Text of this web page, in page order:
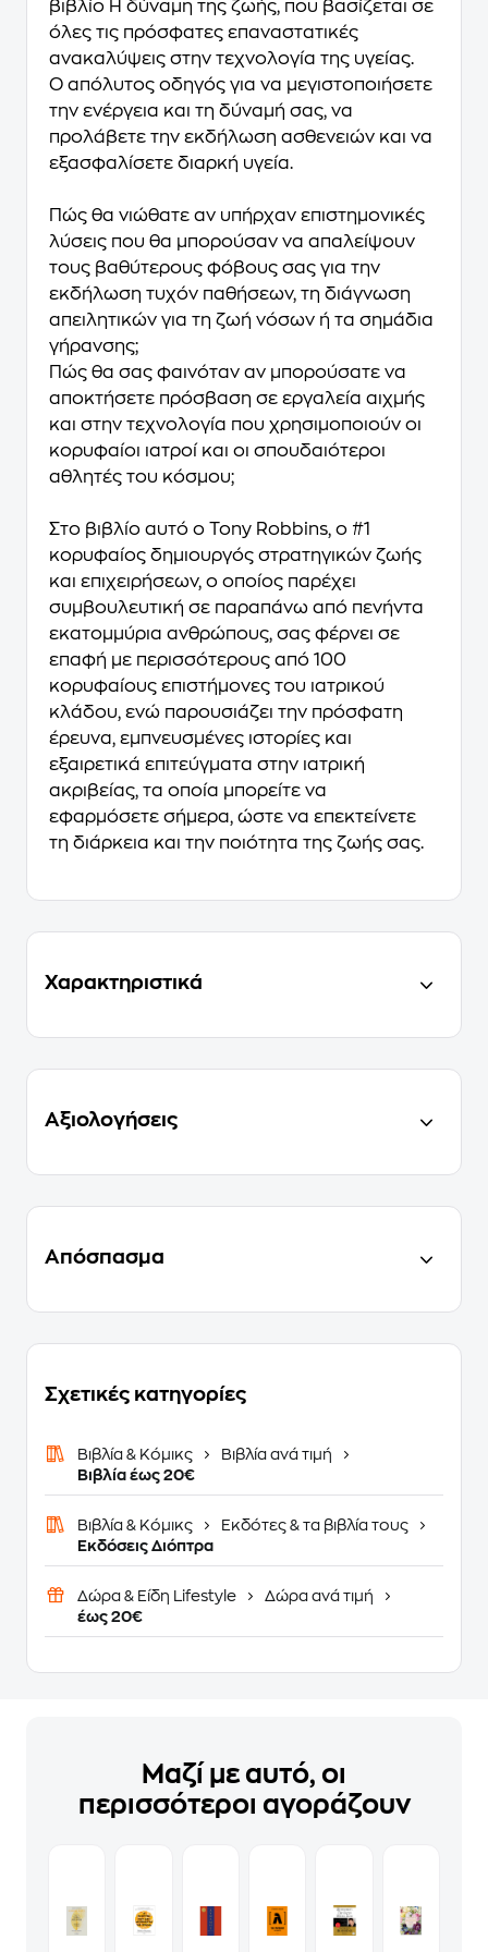
βιβλίο Η δύναμη της ζωής, που βασίζεται σε
όλες τις πρόσφατες επαναστατικές
ανακαλύψεις στην τεχνολογία της υγείας.
Ο απόλυτος οδηγός για να μεγιστοποιήσετε
την ενέργεια και τη δύναμή σας, να
προλάβετε την εκδήλωση ασθενειών και να
εξασφαλίσετε διαρκή υγεία.
Πώς θα νιώθατε αν υπήρχαν επιστημονικές
λύσεις που θα μπορούσαν να απαλείψουν
τους βαθύτερους φόβους σας για την
εκδήλωση τυχόν παθήσεων, τη διάγνωση
απειλητικών για τη ζωή νόσων ή τα σημάδια
γήρανσης;
Πώς θα σας φαινόταν αν μπορούσατε να
αποκτήσετε πρόσβαση σε εργαλεία αιχμής
και στην τεχνολογία που χρησιμοποιούν οι
κορυφαίοι ιατροί και οι σπουδαιότεροι
αθλητές του κόσμου;
Στο βιβλίο αυτό ο Tony Robbins, ο #1
κορυφαίος δημιουργός στρατηγικών ζωής
και επιχειρήσεων, ο οποίος παρέχει
συμβουλευτική σε παραπάνω από πενήντα
εκατομμύρια ανθρώπους, σας φέρνει σε
επαφή με περισσότερους από 100
κορυφαίους επιστήμονες του ιατρικού
κλάδου, ενώ παρουσιάζει την πρόσφατη
έρευνα, εμπνευσμένες ιστορίες και
εξαιρετικά επιτεύγματα στην ιατρική
ακριβείας, τα οποία μπορείτε να
εφαρμόσετε σήμερα, ώστε να επεκτείνετε
τη διάρκεια και την ποιότητα της ζωής σας.
Χαρακτηριστικά
Αξιολογήσεις
Απόσπασμα
Σχετικές κατηγορίες
Βιβλία & Κόμικς
Βιβλία ανά τιμή
Βιβλία έως 20€
Βιβλία & Κόμικς
Εκδότες & τα βιβλία τους
Εκδόσεις Διόπτρα
Δώρα & Είδη Lifestyle
Δώρα ανά τιμή
έως 20€
Μαζί με αυτό, οι
περισσότεροι αγοράζουν